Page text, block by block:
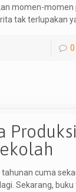
momen-momen
tak terlupakan
0
tahunan cuma
Sekarang,